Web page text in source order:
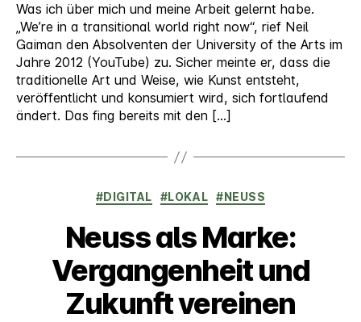
Was ich über mich und meine Arbeit gelernt habe.
„We’re in a transitional world right now“, rief Neil
Gaiman den Absolventen der University of the Arts im
Jahre 2012 (YouTube) zu. Sicher meinte er, dass die
traditionelle Art und Weise, wie Kunst entsteht,
veröffentlicht und konsumiert wird, sich fortlaufend
ändert. Das fing bereits mit den […]
Kategorien
#DIGITAL #LOKAL #NEUSS
Neuss als Marke:
Vergangenheit und
Zukunft vereinen